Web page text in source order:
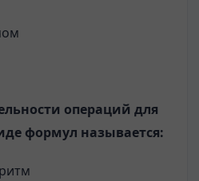
операций для
формул называется: